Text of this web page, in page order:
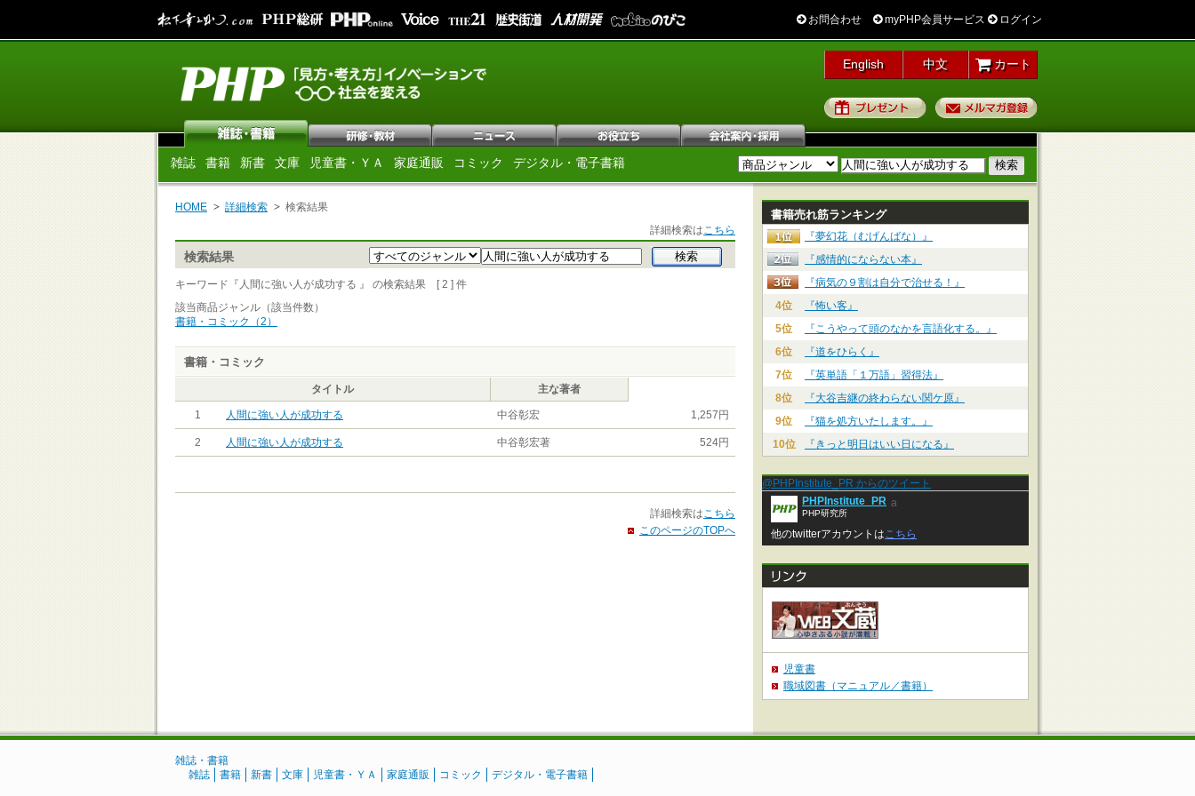
お問合わせ myPHP会員サービス ログイン
English 中文 カート
プレゼント
雑誌 書籍 新書 文庫 児童書・ＹＡ 家庭通販 コミック デジタル・電子書籍
HOME 詳細検索
検索結果
詳細検索はこちら
検索結果
キーワード『人間に強い人が成功する 』 の検索結果 [ 2 ] 件
該当商品ジャンル（該当件数）
書籍・コミック（2）
書籍・コミック
タイトル 主な著者
1 人間に強い人が成功する 中谷彰宏 1,257円
2 人間に強い人が成功する 中谷彰宏著 524円
詳細検索はこちら
このページのTOPへ
書籍売れ筋ランキング
『夢幻花（むげんばな）』
『感情的にならない本』
『病気の９割は自分で治せる！』
4位
『怖い客』
5位
『こうやって頭のなかを言語化する。』
6位
『道をひらく』
7位
『英単語「１万語」習得法』
8位
『大谷吉継の終わらない関ケ原』
9位
『猫を処方いたします。』
10位
『きっと明日はいい日になる』
@PHPInstitute_PR からのツイート
PHPInstitute_PR
PHP研究所
a
他のtwitterアカウントはこちら
児童書
職域図書（マニュアル／書籍）
雑誌・書籍
雑誌
書籍 新書 文庫 児童書・ＹＡ 家庭通販 コミック デジタル・電子書籍